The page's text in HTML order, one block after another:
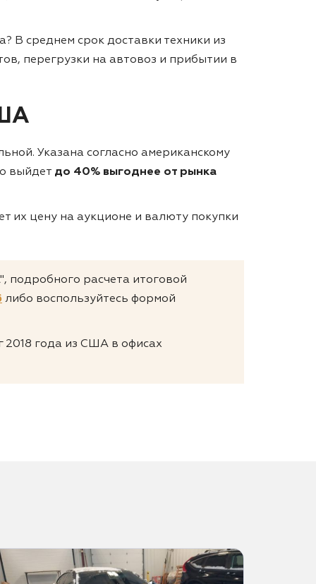
В среднем срок доставки техники из
перегрузки на автовоз и прибытии в
Указана согласно американскому
выйдет до 40% выгоднее от рынка
их цену на аукционе и валюту покупки
подробного расчета итоговой
либо воспользуйтесь формой
2018 года из США в офисах